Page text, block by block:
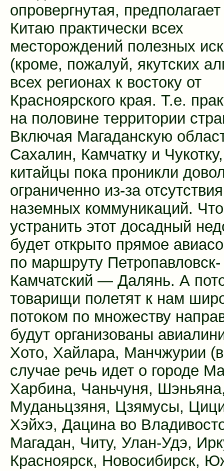
опровергнутая,
Китаю практически всех
месторождений полезных
(кроме, пожалуй, якутских
всех регионах к востоку от
Красноярского края. Т.е.
на половине территории
Включая Магаданскую
Сахалин, Камчатку и
китайцы пока проникли
ограниченно из-за отсутствия
наземных коммуникаций.
устранить этот досадный
будет открыто прямое
по маршруту Петропавловск-
Камчатский — Далянь. А
товарищи полетят к нам
потоком по множеству
будут организованы
Хото, Хайлара, Манчжурии
случае речь идет о городе
Харбина, Чаньчуня,
Муданьцзяня, Цзямусы,
Хэйхэ, Дацина во
Магадан, Читу, Улан-Удэ,
Красноярск, Новосибирск,